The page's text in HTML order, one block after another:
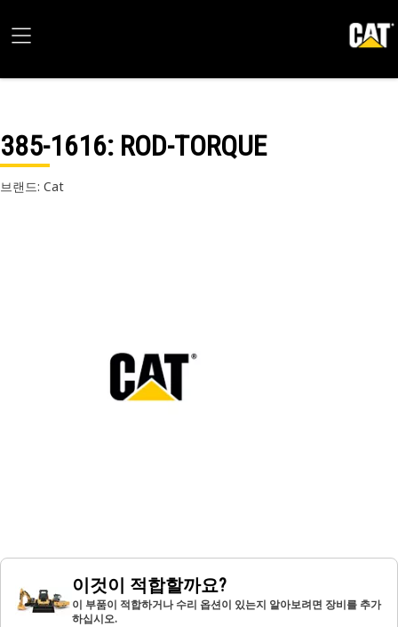
385-1616: ROD-TORQUE
브랜드: Cat
이것이 적합할까요?
이 부품이 적합하거나 수리 옵션이 있는지 알아보려면 장비를 추가
하십시오.